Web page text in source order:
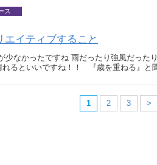
ス
エイティブすること
少なかったですね 雨だったり強風だった
れるといいですね！！ 『歳を重ねる』と
1 2 3 >